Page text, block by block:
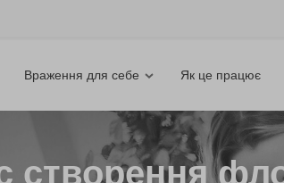
Враження для себе Як це працює
створення